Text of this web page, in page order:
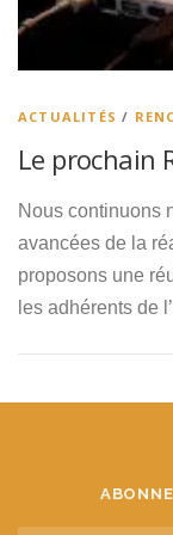
ACTUALITÉS /
Le prochain
Nous continuons
avancées de la
proposons une
les adhérents de